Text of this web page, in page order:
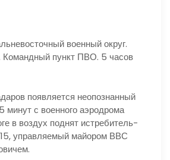
военный округ.
Командный пункт ПВО. 5 часов
появляется неопознанный
минут с военного аэродрома
в воздух поднят истребитель-
управляемый майором ВВС